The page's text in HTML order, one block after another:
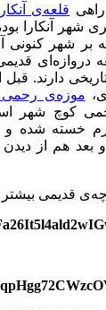
قلعه‌ی
شهر آنکارا
که بر شهر
دروازه‌ای
دارند. قبل
موزه‌ی رحمی
کوچ شهر
خسته شده و
بعد هم از
قدیمی